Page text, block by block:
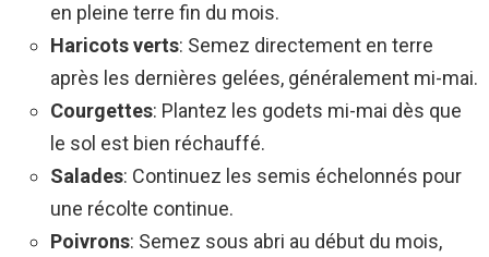
en pleine terre fin du mois.
Haricots verts: Semez directement en terre
après les dernières gelées, généralement mi-mai.
Courgettes: Plantez les godets mi-mai dès que
le sol est bien réchauffé.
Salades: Continuez les semis échelonnés pour
une récolte continue.
Poivrons: Semez sous abri au début du mois,